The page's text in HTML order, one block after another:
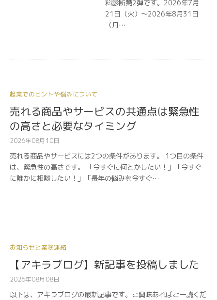
料診断第2弾です。2026年7月
21日（火）〜2026年8月31日
（月…
起業でのヒントや悩みについて
売れる商品やサービスの共通点は緊急性
の高さと必要なタイミング
2026年08月10日
売れる商品やサービスには2つの条件があります。 1つ目の条件
は、緊急性の高さです。 「今すぐに何とかしたい！」「今すぐ
に誰かに相談したい！」「長年の悩みを今すぐ…
お知らせと業務連絡
【アキラブログ】新記事を投稿しました
2026年08月08日
以下は、アキラブログの最新記事です。ご興味あればご一読くだ